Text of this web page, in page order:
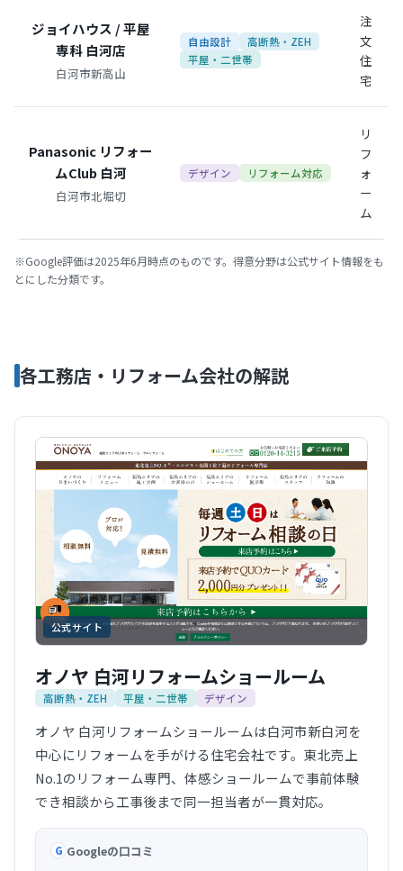
ジョイハウス / 平屋
専科 白河店
白河市新高山
自由設計
高断熱・ZEH
平屋・二世帯
注
文
住
宅
Panasonic リフォー
ムClub 白河
白河市北堀切
デザイン リフォーム対応
リ
フ
ォ
ー
ム
※Google評価は2025年6月時点のものです。得意分野は公式サイト情報をも
とにした分類です。
各工務店・リフォーム会社の解説
公式サイト
オノヤ 白河リフォームショールーム
高断熱・ZEH 平屋・二世帯 デザイン
オノヤ 白河リフォームショールームは白河市新白河を
中心にリフォームを手がける住宅会社です。東北売上
No.1のリフォーム専門、体感ショールームで事前体験
でき相談から工事後まで同一担当者が一貫対応。
G Googleの口コミ